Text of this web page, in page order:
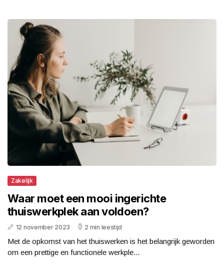
Zakelijk
Waar moet een mooi ingerichte
thuiswerkplek aan voldoen?
12 november 2023 2 min leestijd
Met de opkomst van het thuiswerken is het belangrijk geworden
om een prettige en functionele werkple...